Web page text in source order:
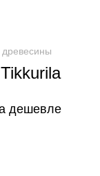
дешевле